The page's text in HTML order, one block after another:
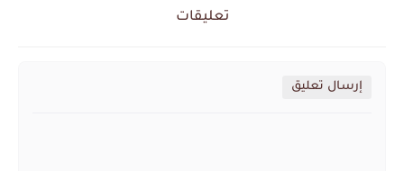
تعليقات
إرسال تعليق